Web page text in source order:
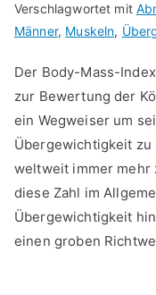
Verschlagwortet mit
Männer, Muskeln,
Der Body-Mass-
zur Bewertung der
ein Wegweiser um
Übergewichtigkeit
weltweit immer mehr
diese Zahl im
Übergewichtigkeit
einen groben